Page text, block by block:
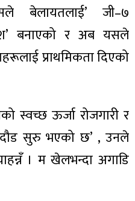
बेलायतलाई’ जी–७
बनाएको र अब यसले
प्राथमिकता दिएको
स्वच्छ ऊर्जा रोजगारी र
दौड सुरु भएको छ’ , उनले
। म खेलभन्दा अगाडि